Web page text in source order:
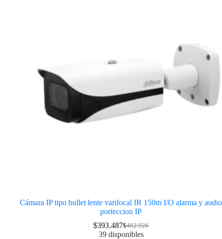
Cámara IP tipo bullet lente varifocal IR 150m I/O alarma y audio
porteccion IP
$462.926
$393.487
39 disponibles